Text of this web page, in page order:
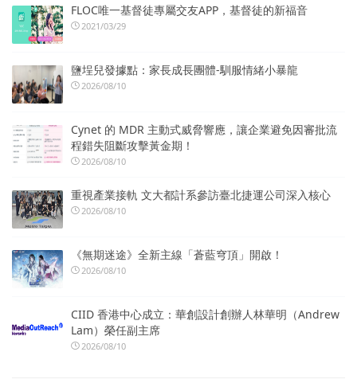
FLOC唯一基督徒專屬交友APP，基督徒的新福音
2021/03/29
鹽埕兒發據點：家長成長團體-馴服情緒小暴龍
2026/08/10
Cynet 的 MDR 主動式威脅響應，讓企業避免因審批流
程錯失阻斷攻擊黃金期！
2026/08/10
重視產業接軌 文大都計系參訪臺北捷運公司深入核心
2026/08/10
《無期迷途》全新主線「蒼藍穹頂」開啟！
2026/08/10
CIID 香港中心成立：華創設計創辦人林華明（Andrew
Lam）榮任副主席
2026/08/10